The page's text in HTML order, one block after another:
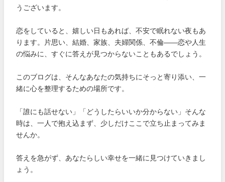
うございます。
恋をしていると、嬉しい日もあれば、不安で眠れない夜もあ
ります。片思い、結婚、家族、夫婦関係、不倫――恋や人生
の悩みに、すぐに答えが見つからないこともあるでしょう。
このブログは、そんなあなたの気持ちにそっと寄り添い、一
緒に心を整理するための場所です。
「誰にも話せない」「どうしたらいいか分からない」そんな
時は、一人で抱え込まず、少しだけここで立ち止まってみま
せんか。
答えを急がず、あなたらしい幸せを一緒に見つけていきまし
ょう。